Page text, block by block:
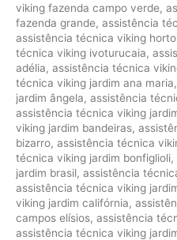
viking fazenda campo verde,
fazenda grande, assistência
assistência técnica viking
técnica viking ivoturucaia,
adélia, assistência técnica
técnica viking jardim ana maria,
jardim ângela, assistência
assistência técnica viking
viking jardim bandeiras,
bizarro, assistência técnica
técnica viking jardim bonfiglioli,
jardim brasil, assistência
assistência técnica viking
viking jardim califórnia,
campos elísios, assistência
assistência técnica viking